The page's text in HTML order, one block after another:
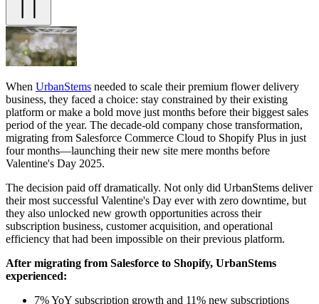
When UrbanStems needed to scale their premium flower delivery
business, they faced a choice: stay constrained by their existing
platform or make a bold move just months before their biggest sales
period of the year. The decade-old company chose transformation,
migrating from Salesforce Commerce Cloud to Shopify Plus in just
four months—launching their new site mere months before
Valentine's Day 2025.
The decision paid off dramatically. Not only did UrbanStems deliver
their most successful Valentine's Day ever with zero downtime, but
they also unlocked new growth opportunities across their
subscription business, customer acquisition, and operational
efficiency that had been impossible on their previous platform.
After migrating from Salesforce to Shopify, UrbanStems
experienced:
7% YoY subscription growth and 11% new subscriptions